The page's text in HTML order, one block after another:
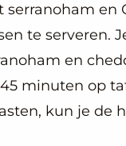
en
te serveren.
en
minuten op
kun je de